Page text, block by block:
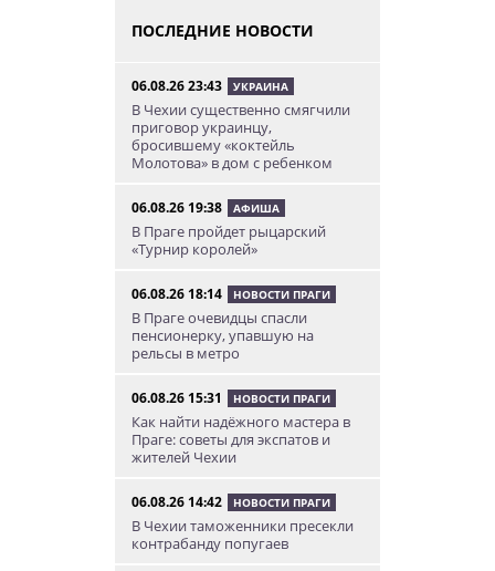
ПОСЛЕДНИЕ НОВОСТИ
06.08.26 23:43 УКРАИНА
В Чехии существенно смягчили
приговор украинцу,
бросившему «коктейль
Молотова» в дом с ребенком
06.08.26 19:38 АФИША
В Праге пройдет рыцарский
«Турнир королей»
06.08.26 18:14 НОВОСТИ ПРАГИ
В Праге очевидцы спасли
пенсионерку, упавшую на
рельсы в метро
06.08.26 15:31 НОВОСТИ ПРАГИ
Как найти надёжного мастера в
Праге: советы для экспатов и
жителей Чехии
06.08.26 14:42 НОВОСТИ ПРАГИ
В Чехии таможенники пресекли
контрабанду попугаев